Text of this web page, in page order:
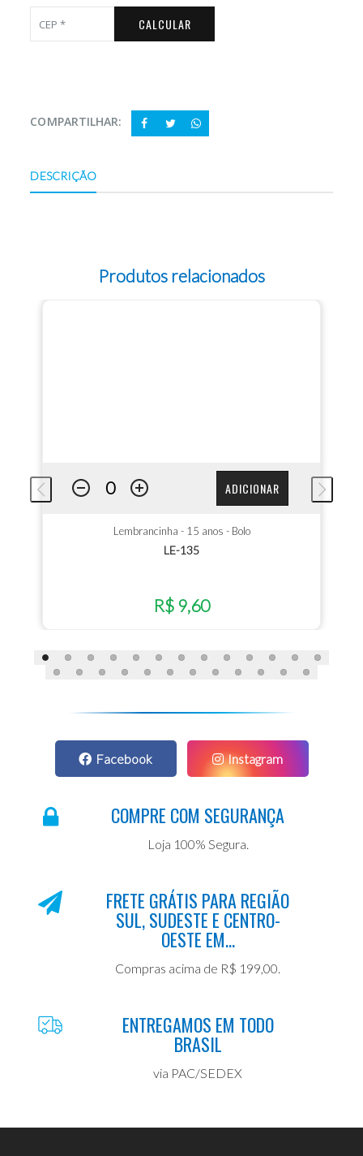
CALCULAR
COMPARTILHAR:
DESCRIÇÃO
Produtos relacionados
ADICIONAR
Lembrancinha - 15 anos - Bolo
LE-135
R$ 9,60
Facebook Instagram
COMPRE COM SEGURANÇA
Loja 100% Segura.
FRETE GRÁTIS PARA REGIÃO
SUL, SUDESTE E CENTRO-
OESTE EM...
Compras acima de R$ 199,00.
ENTREGAMOS EM TODO
BRASIL
via PAC/SEDEX